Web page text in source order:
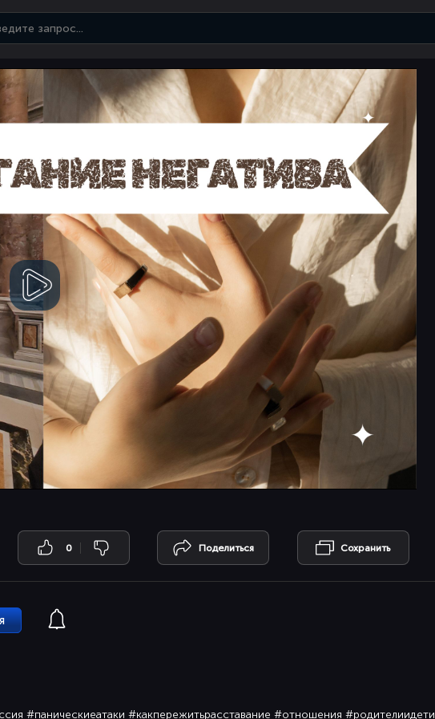
Смотреть
видео
0 Поделиться Сохранить
#паническиеатаки #какпережитьрасставание #отношения #родителиидети